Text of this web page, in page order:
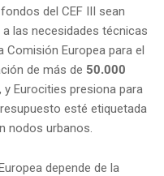
del CEF III sean
las necesidades técnicas
Comisión Europea para el
de más de 50.000
y Eurocities presiona para
esté etiquetada
nodos urbanos.
depende de la